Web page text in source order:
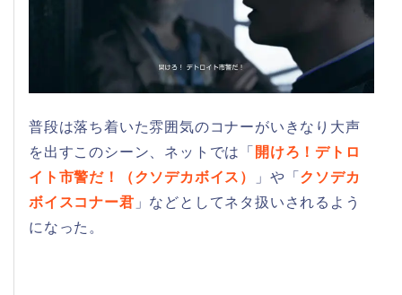
普段は落ち着いた雰囲気のコナーがいきなり大声
を出すこのシーン、ネットでは「 開けろ！デトロ
イト市警だ！（クソデカボイス）
」や「 クソデカ
ボイスコナー君 」などとしてネタ扱いされるよう
になった。